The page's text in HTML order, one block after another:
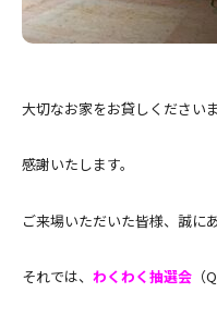
大切なお家をお貸しください
感謝いたします。
ご来場いただいた皆様、誠に
それでは、 わくわく抽選会 （